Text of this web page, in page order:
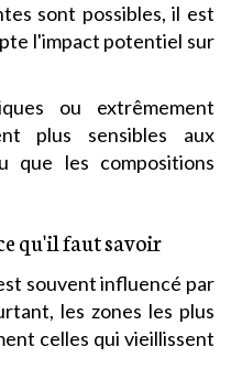
sont possibles, il est
l'impact potentiel sur
ou extrêmement
plus sensibles aux
que les compositions
qu'il faut savoir
souvent influencé par
les zones les plus
celles qui vieillissent